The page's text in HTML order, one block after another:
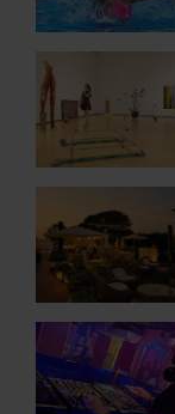
Arena
en
el
parque
acuático
WOW
Exposiciones
en
València:
todo
lo
que
puedes
ver
en
agosto
en
el
Hotel
Las
Arenas
de
València
Sesiones
de
DJ